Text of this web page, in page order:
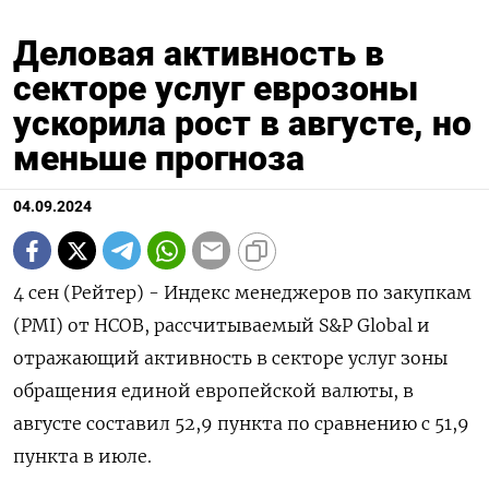
Деловая активность в
секторе услуг еврозоны
ускорила рост в августе, но
меньше прогноза
04.09.2024
4 сен (Рейтер) - Индекс менеджеров по закупкам
(PMI) от HCOB, рассчитываемый S&P Global и
отражающий активность в секторе услуг зоны
обращения единой европейской валюты, в
августе составил 52,9 пункта по сравнению с 51,9
пункта в июле.